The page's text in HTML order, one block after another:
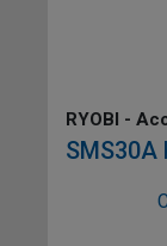
RYOBI -
delta,